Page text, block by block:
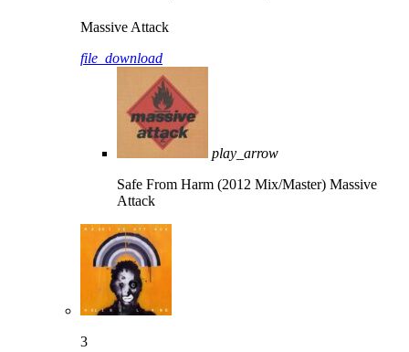
Massive Attack
file_download
play_arrow
Safe From Harm (2012 Mix/Master) Massive
Attack
3